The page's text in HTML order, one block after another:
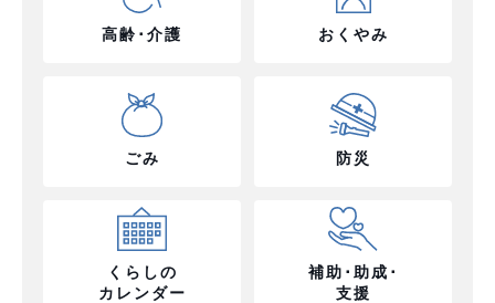
高齢･介護 おくやみ
ごみ 防災
くらしの
カレンダー
補助･助成･
支援